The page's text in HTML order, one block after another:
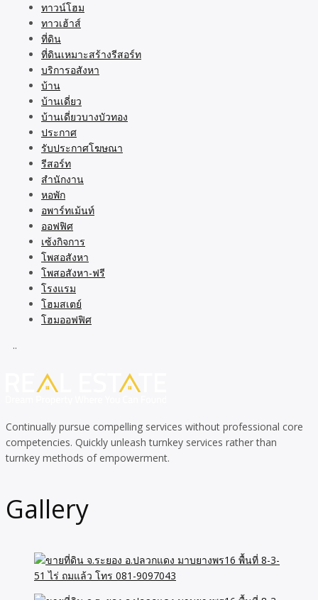
ทาวน์โฮม
ทาวเฮ้าส์
ที่ดิน
ที่ดินเหมาะสร้างรีสอร์ท
บริการอสังหา
บ้าน
บ้านเดี่ยว
บ้านเดี่ยวบางบัวทอง
ประกาศ
รับประกาศโฆษณา
รีสอร์ท
สำนักงาน
หอพัก
อพาร์ทเม้นท์
ออฟฟิศ
เซ้งกิจการ
โพสอสังหา
โพสอสังหา-ฟรี
โรงแรม
โฮมสเตย์
โฮมออฟฟิศ
..
Continually pursue compelling services without professional core
competencies. Quickly unleash turnkey services rather than
turnkey methods of empowerment.
Gallery